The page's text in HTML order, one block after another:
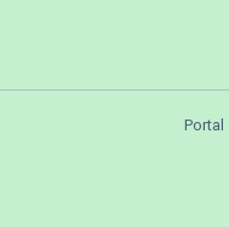
Portal